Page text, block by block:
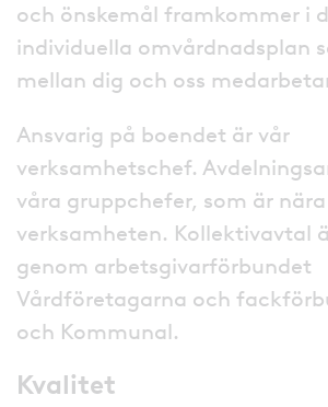
och önskemål framkommer i
individuella omvårdnadsplan
mellan dig och oss
Ansvarig på boendet är vår
verksamhetschef.
våra gruppchefer, som är nära
verksamheten. Kollektivavtal
genom arbetsgivarförbundet
Vårdföretagarna och
och Kommunal.
Kvalitet